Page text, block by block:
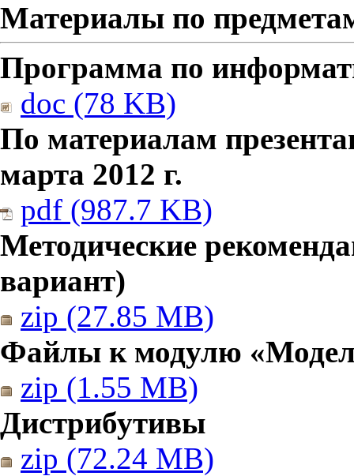
Материалы по
Программа по
doc (78 KB)
По материалам
марта 2012 г.
pdf (987.7 KB)
Методические
вариант)
zip (27.85 MB)
Файлы к модулю
zip (1.55 MB)
Дистрибутивы
zip (72.24 MB)